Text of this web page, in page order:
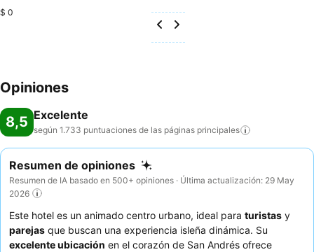
$ 0
Opiniones
8,5 Excelente
según 1.733 puntuaciones de las páginas principales
Resumen de opiniones
Resumen de IA basado en 500+ opiniones · Última actualización: 29 May
2026
Este hotel es un animado centro urbano, ideal para turistas y
parejas que buscan una experiencia isleña dinámica. Su
excelente ubicación en el corazón de San Andrés ofrece